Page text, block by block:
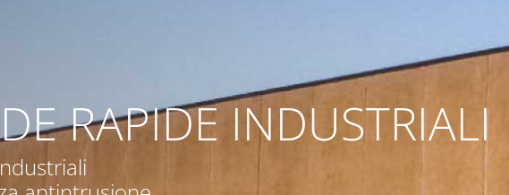
RAPIDE INDUSTRIALI